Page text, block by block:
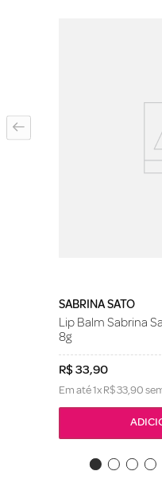
SABRINA SATO
Lip Balm Sabrina
8g
R$33,90
Em até1xR$33,90